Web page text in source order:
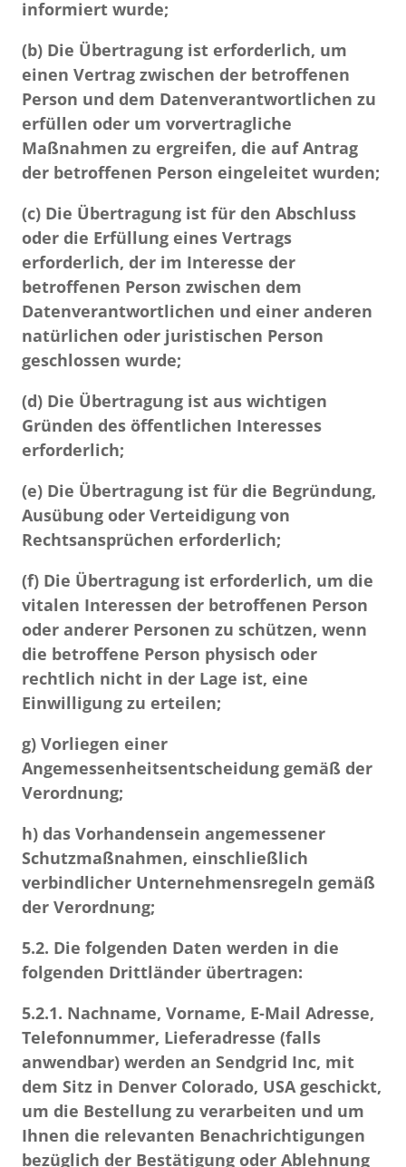
informiert wurde;
(b) Die Übertragung ist erforderlich, um
einen Vertrag zwischen der betroffenen
Person und dem Datenverantwortlichen zu
erfüllen oder um vorvertragliche
Maßnahmen zu ergreifen, die auf Antrag
der betroffenen Person eingeleitet wurden;
(c) Die Übertragung ist für den Abschluss
oder die Erfüllung eines Vertrags
erforderlich, der im Interesse der
betroffenen Person zwischen dem
Datenverantwortlichen und einer anderen
natürlichen oder juristischen Person
geschlossen wurde;
(d) Die Übertragung ist aus wichtigen
Gründen des öffentlichen Interesses
erforderlich;
(e) Die Übertragung ist für die Begründung,
Ausübung oder Verteidigung von
Rechtsansprüchen erforderlich;
(f) Die Übertragung ist erforderlich, um die
vitalen Interessen der betroffenen Person
oder anderer Personen zu schützen, wenn
die betroffene Person physisch oder
rechtlich nicht in der Lage ist, eine
Einwilligung zu erteilen;
g) Vorliegen einer
Angemessenheitsentscheidung gemäß der
Verordnung;
h) das Vorhandensein angemessener
Schutzmaßnahmen, einschließlich
verbindlicher Unternehmensregeln gemäß
der Verordnung;
5.2. Die folgenden Daten werden in die
folgenden Drittländer übertragen:
5.2.1. Nachname, Vorname, E-Mail Adresse,
Telefonnummer, Lieferadresse (falls
anwendbar) werden an Sendgrid Inc, mit
dem Sitz in Denver Colorado, USA geschickt,
um die Bestellung zu verarbeiten und um
Ihnen die relevanten Benachrichtigungen
bezüglich der Bestätigung oder Ablehnung